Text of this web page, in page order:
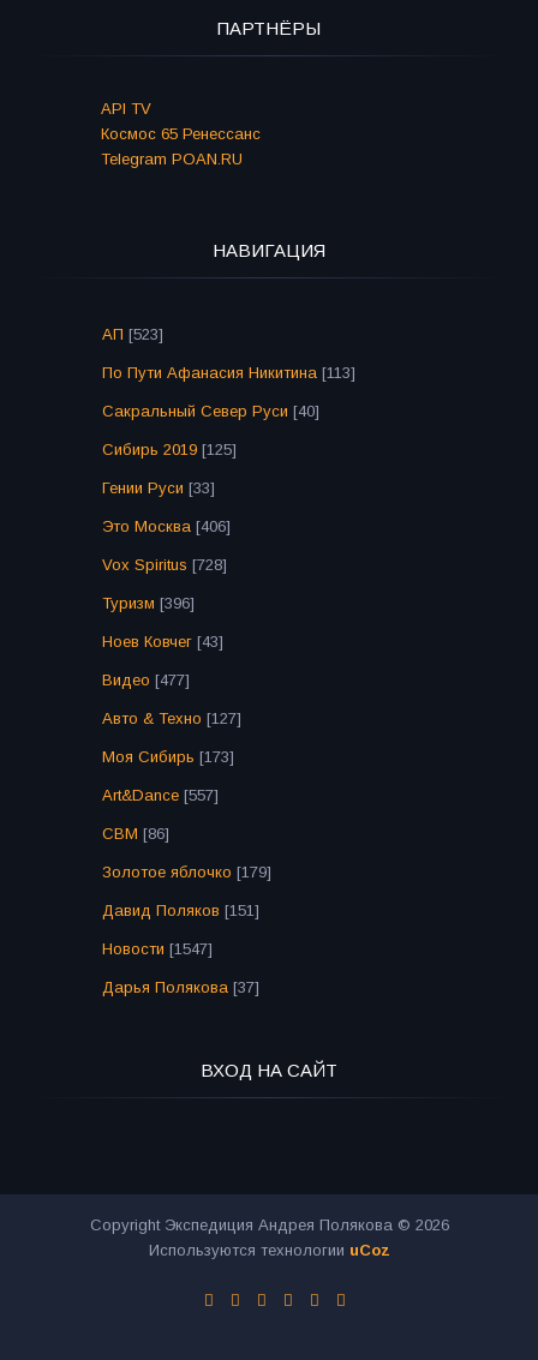
ПАРТНЁРЫ
API TV
Космос 65 Ренессанс
Telegram POAN.RU
НАВИГАЦИЯ
АП [523]
По Пути Афанасия Никитина [113]
Сакральный Север Руси [40]
Сибирь 2019 [125]
Гении Руси [33]
Это Москва [406]
Vox Spiritus [728]
Туризм [396]
Ноев Ковчег [43]
Видео [477]
Авто & Техно [127]
Моя Сибирь [173]
Art&Dance [557]
СВМ [86]
Золотое яблочко [179]
Давид Поляков [151]
Новости [1547]
Дарья Полякова [37]
ВХОД НА САЙТ
Copyright Экспедиция Андрея Полякова © 2026
Используются технологии uCoz